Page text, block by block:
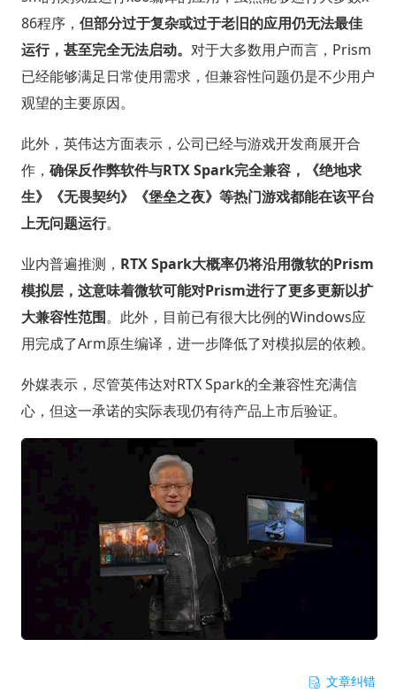
86程序， 但部分过于复杂或过于老旧的应用仍无法最佳
运行，甚至完全无法启动。 对于大多数用户而言，Prism
已经能够满足日常使用需求，但兼容性问题仍是不少用户
观望的主要原因。
此外，英伟达方面表示，公司已经与游戏开发商展开合
作， 确保反作弊软件与RTX Spark完全兼容，《绝地求
生》《无畏契约》《堡垒之夜》等热门游戏都能在该平台
上无问题运行。
业内普遍推测， RTX Spark大概率仍将沿用微软的Prism
模拟层，这意味着微软可能对Prism进行了更多更新以扩
大兼容性范围。此外，目前已有很大比例的Windows应
用完成了Arm原生编译，进一步降低了对模拟层的依赖。
外媒表示，尽管英伟达对RTX Spark的全兼容性充满信
心，但这一承诺的实际表现仍有待产品上市后验证。
文章纠错